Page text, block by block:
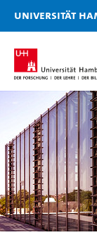
Universität